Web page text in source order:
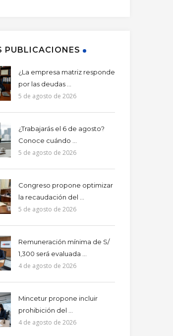
PUBLICACIONES
¿La empresa matriz responde
por las deudas ...
5 de agosto de 2026
¿Trabajarás el 6 de agosto?
Conoce cuándo ...
5 de agosto de 2026
Congreso propone optimizar
la recaudación del ...
5 de agosto de 2026
Remuneración mínima de S/
1,300 será evaluada ...
4 de agosto de 2026
Mincetur propone incluir
prohibición del ...
4 de agosto de 2026